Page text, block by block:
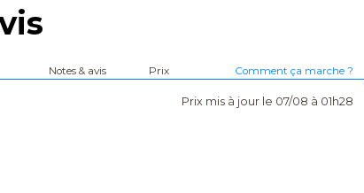
Notes & avis Prix Comment ça marche ?
Prix mis à jour le 07/08 à 01h28